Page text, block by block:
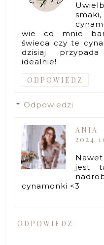
wie co mnie
świeca czy te
dzisiaj
idealnie!
ODPOWIEDZ
Odpowiedzi
ANIA
2024
jest
cynamonki <3
ODPOWIEDZ